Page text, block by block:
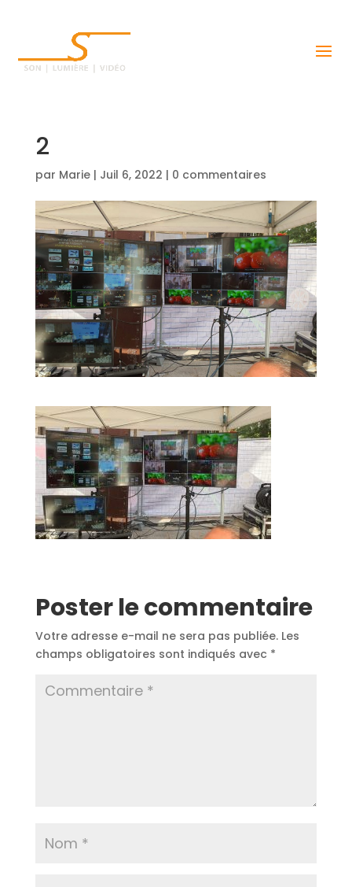
2
par Marie| Juil 6, 2022 | 0 commentaires
Poster le commentaire
Votre adresse e-mail ne sera pas publiée. Les
champs obligatoires sont indiqués avec *